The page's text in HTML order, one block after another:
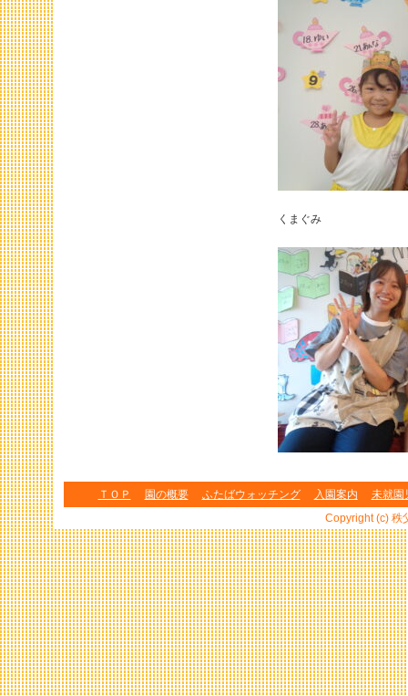
くまぐみ
ＴＯＰ 園の概要 ふたばウォッチング 入園案内
未就園
Copyright (c) 秩